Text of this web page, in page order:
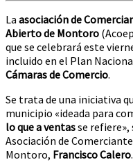
La asociación de
Abierto de Montoro
que se celebrará este
incluido en el Plan
Cámaras de Comercio.
Se trata de una iniciativa
municipio «ideada para
lo que a ventasse
Asociación de
Montoro, Francisco Calero.